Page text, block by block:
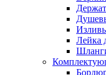
Лейка